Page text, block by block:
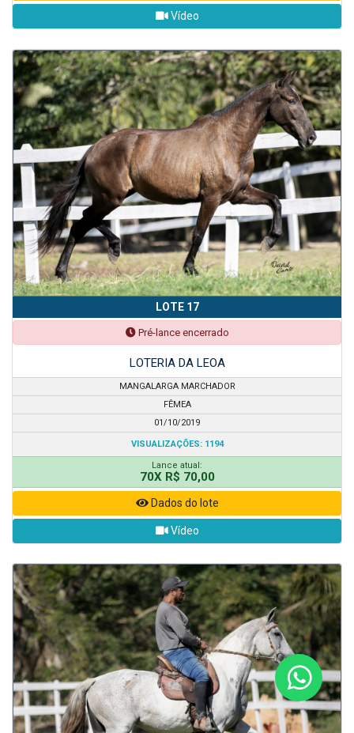
Vídeo
LOTE 17
Pré-lance encerrado
LOTERIA DA LEOA
MANGALARGA MARCHADOR
FÊMEA
01/10/2019
VISUALIZAÇÕES: 1194
Lance atual:
70X R$ 70,00
Dados do lote
Vídeo